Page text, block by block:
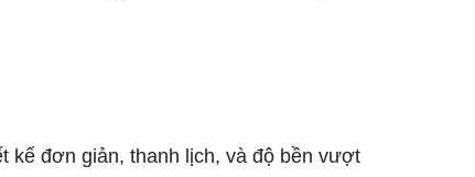
kế đơn giản, thanh lịch, và độ bền vượt